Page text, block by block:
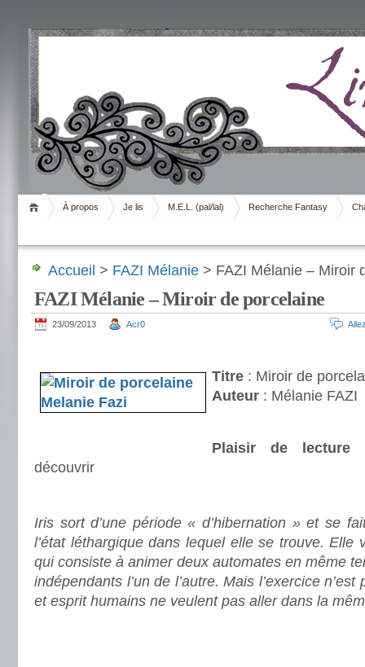
Livrement
À propos Je lis M.E.L. (pal/lal) Recherche Fantasy
Accueil > FAZI Mélanie > FAZI Mélanie – Miroir
FAZI Mélanie – Miroir de porcelaine
23/09/2013 Acr0
Titre : Miroir de
Auteur : Mélanie FAZI
Plaisir de lecture
découvrir
Iris sort d’une période « d’hibernation » et se
l’état léthargique dans lequel elle se trouve. Elle
qui consiste à animer deux automates en même
indépendants l’un de l’autre. Mais l’exercice
et esprit humains ne veulent pas aller dans la